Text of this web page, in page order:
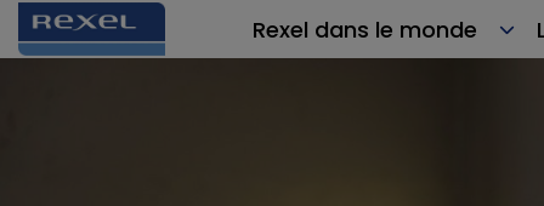
Rexel dans le monde